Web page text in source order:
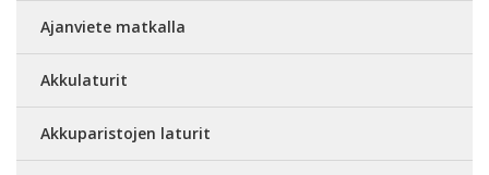
Ajanviete matkalla
Akkulaturit
Akkuparistojen laturit